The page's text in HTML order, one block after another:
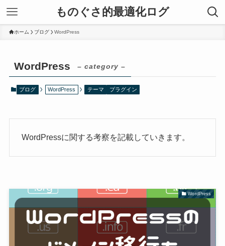
ものぐさ的最適化ログ
ホーム ブログ WordPress
WordPress – category –
ブログ WordPress テーマ プラグイン
WordPressに関する考察を記載していきます。
WordPress